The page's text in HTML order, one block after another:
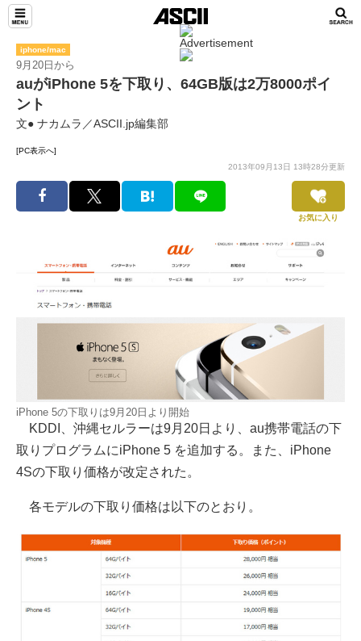
iphone/mac
9月20日から
auがiPhone 5を下取り、64GB版は2万8000ポイ
ント
文● ナカムラ／ASCII.jp編集部
[PC表示へ]
2013年09月13日 13時28分更新
お気に入り
iPhone 5の下取りは9月20日より開始
KDDI、沖縄セルラーは9月20日より、au携帯電話の下
取りプログラムにiPhone 5 を追加する。また、iPhone
4Sの下取り価格が改定された。
各モデルの下取り価格は以下のとおり。